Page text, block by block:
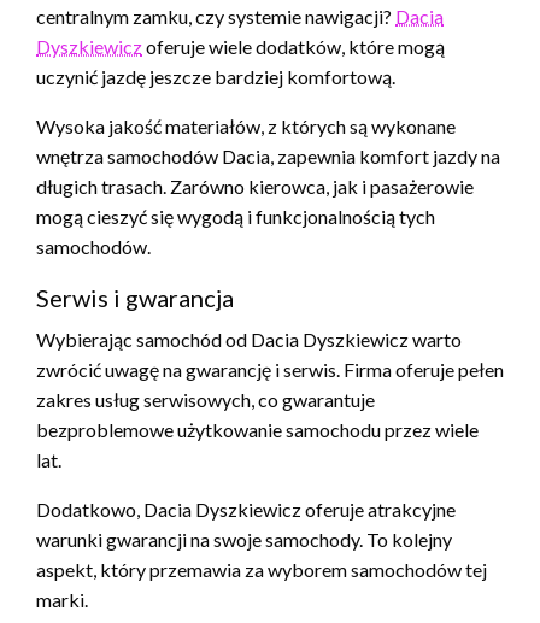
centralnym zamku, czy systemie nawigacji? Dacia
Dyszkiewiczoferuje wiele dodatków, które mogą
uczynić jazdę jeszcze bardziej komfortową.
Wysoka jakość materiałów, z których są wykonane
wnętrza samochodów Dacia, zapewnia komfort jazdy na
długich trasach. Zarówno kierowca, jak i pasażerowie
mogą cieszyć się wygodą i funkcjonalnością tych
samochodów.
Serwis i gwarancja
Wybierając samochód od Dacia Dyszkiewicz warto
zwrócić uwagę na gwarancję i serwis. Firma oferuje pełen
zakres usług serwisowych, co gwarantuje
bezproblemowe użytkowanie samochodu przez wiele
lat.
Dodatkowo, Dacia Dyszkiewicz oferuje atrakcyjne
warunki gwarancji na swoje samochody. To kolejny
aspekt, który przemawia za wyborem samochodów tej
marki.